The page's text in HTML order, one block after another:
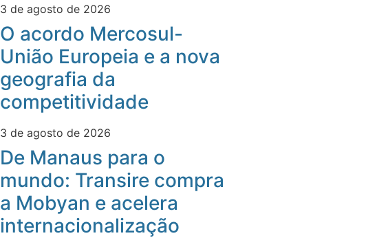
3 de agosto de 2026
O acordo Mercosul-
União Europeia e a nova
geografia da
competitividade
3 de agosto de 2026
De Manaus para o
mundo: Transire compra
a Mobyan e acelera
internacionalização